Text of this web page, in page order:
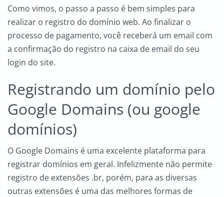
Como vimos, o passo a passo é bem simples para
realizar o registro do domínio web. Ao finalizar o
processo de pagamento, você receberá um email com
a confirmação do registro na caixa de email do seu
login do site.
Registrando um domínio pelo
Google Domains (ou google
domínios)
O Google Domains é uma excelente plataforma para
registrar domínios em geral. Infelizmente não permite
registro de extensões .br, porém, para as diversas
outras extensões é uma das melhores formas de